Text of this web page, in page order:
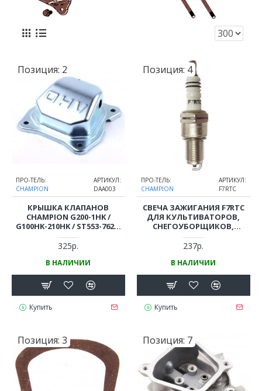
Позиция: 2
ПРО-ТЕЛЬ:
CHAMPION
АРТИКУЛ:
DAA003
КРЫШКА КЛАПАНОВ
CHAMPION G200-1HK /
G100HK-210HK / ST553-762E,
BC4311, 5512, 5712, 6712,
PC5431, 6337F
325р.
В НАЛИЧИИ
Купить
Позиция: 4
ПРО-ТЕЛЬ:
CHAMPION
АРТИКУЛ:
F7RTC
СВЕЧА ЗАЖИГАНИЯ F7RTC
ДЛЯ КУЛЬТИВАТОРОВ,
СНЕГОУБОРЩИКОВ,
ВИБРОПЛИТ, БЕНЗОРЕЗОВ
И ПР. 4-Х ТАКТНЫХ
ДВИГАТЕЛЕЙ
237р.
В НАЛИЧИИ
Купить
Позиция: 3 Позиция: 7